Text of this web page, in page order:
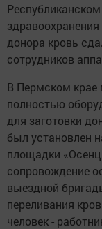
донора кровь
сотрудников
В Пермском крае
полностью
для заготовки
был установлен
площадки
сопровождение
выездной
переливания
человек -